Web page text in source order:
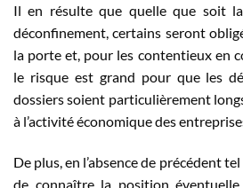
Il en résulte que quelle que soit
déconfinement, certains seront
la porte et, pour les contentieux en
le risque est grand pour que les
dossiers soient particulièrement
à l’activité économique des
De plus, en l’absence de précédent
de connaître la position